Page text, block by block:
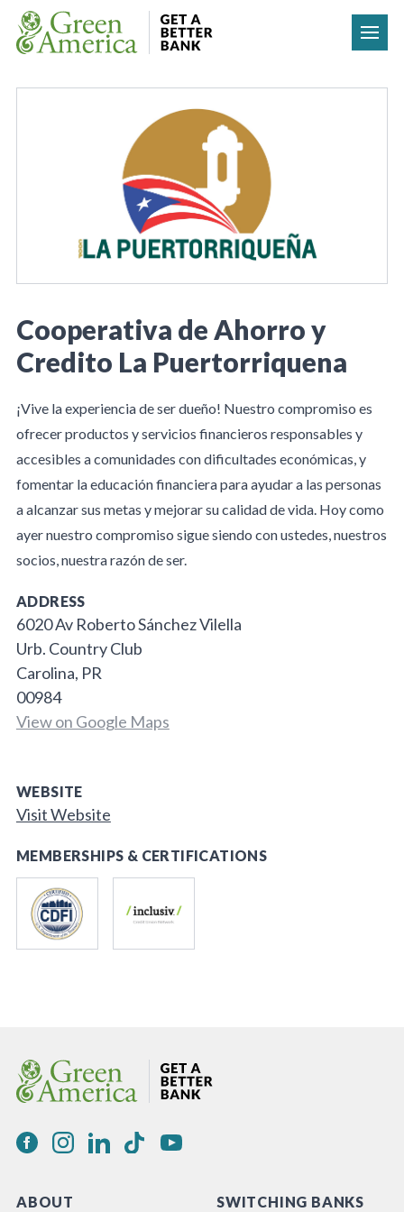
Skip to content
Cooperativa de Ahorro y
Credito La Puertorriquena
¡Vive la experiencia de ser dueño! Nuestro compromiso es
ofrecer productos y servicios financieros responsables y
accesibles a comunidades con dificultades económicas, y
fomentar la educación financiera para ayudar a las personas
a alcanzar sus metas y mejorar su calidad de vida. Hoy como
ayer nuestro compromiso sigue siendo con ustedes, nuestros
socios, nuestra razón de ser.
ADDRESS
6020 Av Roberto Sánchez Vilella
Urb. Country Club
Carolina, PR
00984
View on Google Maps
WEBSITE
Visit Website
MEMBERSHIPS & CERTIFICATIONS
ABOUT SWITCHING BANKS